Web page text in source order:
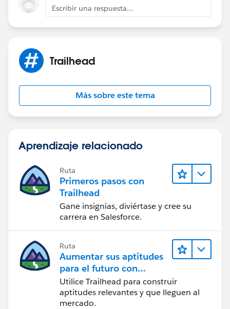
Escribir una respuesta...
Trailhead
Más sobre este tema
Aprendizaje relacionado
Ruta
Primeros pasos con
Trailhead
Gane insignias, diviértase y cree su
carrera en Salesforce.
Ruta
Aumentar sus aptitudes
para el futuro con
Trailhead
Utilice Trailhead para construir
aptitudes relevantes y que lleguen al
mercado.